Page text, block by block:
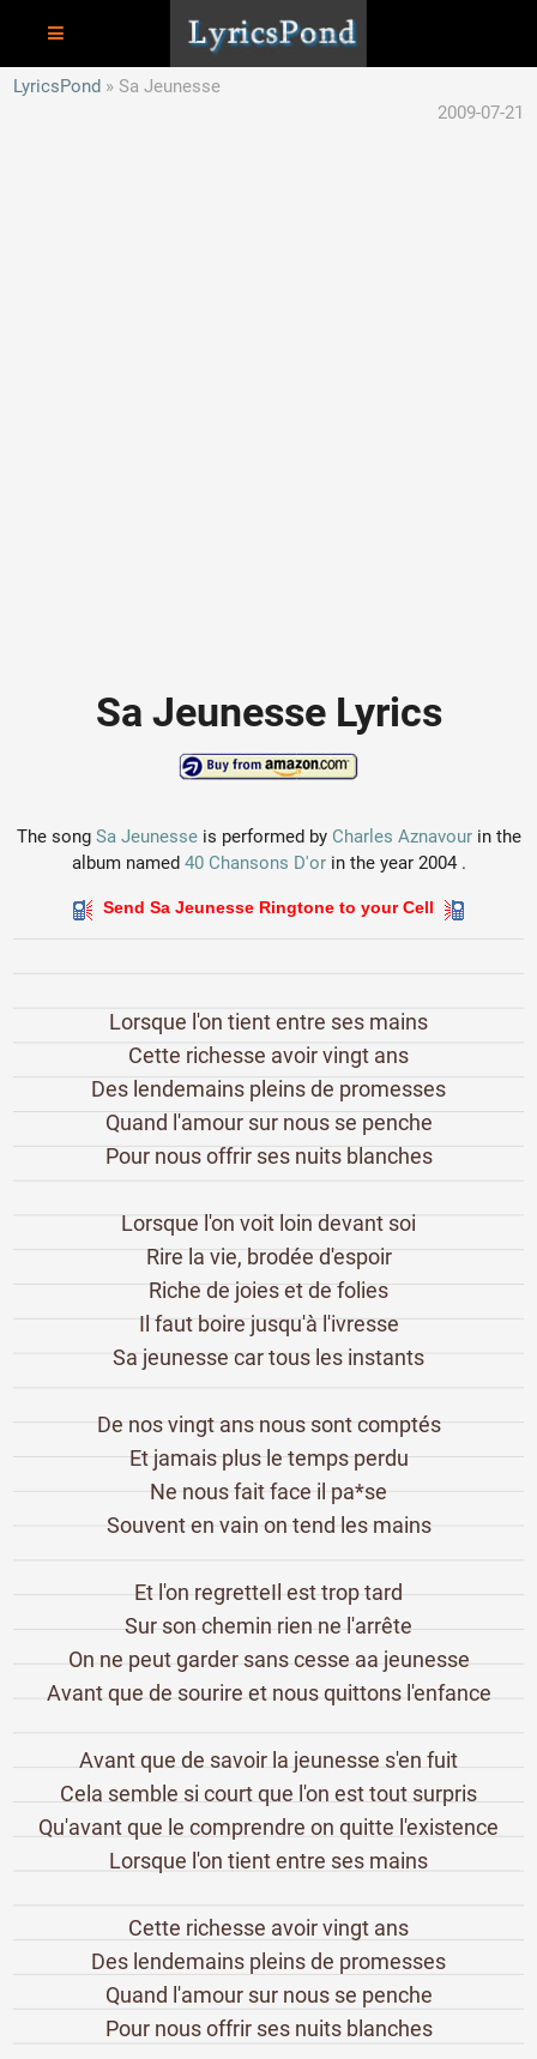
LyricsPond
Sa Jeunesse
2009-07-21
Sa Jeunesse Lyrics
The song Sa Jeunesseis performed by Charles Aznavourin the
album named 40 Chansons D'orin the year 2004 .
Send Sa Jeunesse Ringtone to your Cell
Lorsque l'on tient entre ses mains
Cette richesse avoir vingt ans
Des lendemains pleins de promesses
Quand l'amour sur nous se penche
Pour nous offrir ses nuits blanches
Lorsque l'on voit loin devant soi
Rire la vie, brodée d'espoir
Riche de joies et de folies
Il faut boire jusqu'à l'ivresse
Sa jeunesse car tous les instants
De nos vingt ans nous sont comptés
Et jamais plus le temps perdu
Ne nous fait face il pa*se
Souvent en vain on tend les mains
Et l'on regretteIl est trop tard
Sur son chemin rien ne l'arrête
On ne peut garder sans cesse aa jeunesse
Avant que de sourire et nous quittons l'enfance
Avant que de savoir la jeunesse s'en fuit
Cela semble si court que l'on est tout surpris
Qu'avant que le comprendre on quitte l'existence
Lorsque l'on tient entre ses mains
Cette richesse avoir vingt ans
Des lendemains pleins de promesses
Quand l'amour sur nous se penche
Pour nous offrir ses nuits blanches